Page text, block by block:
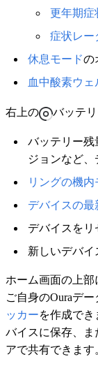
更年期症
症状レー
休息モードの
血中酸素ウェ
右上の バッテ
バッテリー残
ジョンなど
リングの機内
デバイスの
デバイスをリ
新しいデバ
ホーム画面の上部
ご自身のOuraデ
ッカーを作成で
バイスに保存、ま
アで共有できます